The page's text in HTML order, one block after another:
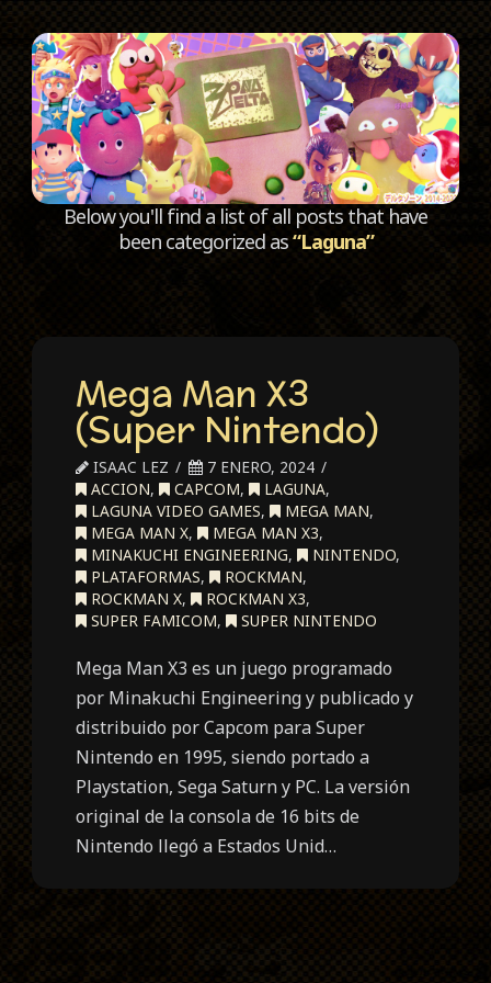
Below you'll find a list of all posts that have
been categorized as“Laguna”
Mega Man X3
(Super Nintendo)
ISAAC LEZ
7 ENERO, 2024
ACCION, CAPCOM, LAGUNA,
LAGUNA VIDEO GAMES, MEGA MAN,
MEGA MAN X, MEGA MAN X3,
MINAKUCHI ENGINEERING, NINTENDO,
PLATAFORMAS, ROCKMAN,
ROCKMAN X, ROCKMAN X3,
SUPER FAMICOM, SUPER NINTENDO
Mega Man X3 es un juego programado
por Minakuchi Engineering y publicado y
distribuido por Capcom para Super
Nintendo en 1995, siendo portado a
Playstation, Sega Saturn y PC. La versión
original de la consola de 16 bits de
Nintendo llegó a Estados Unid…